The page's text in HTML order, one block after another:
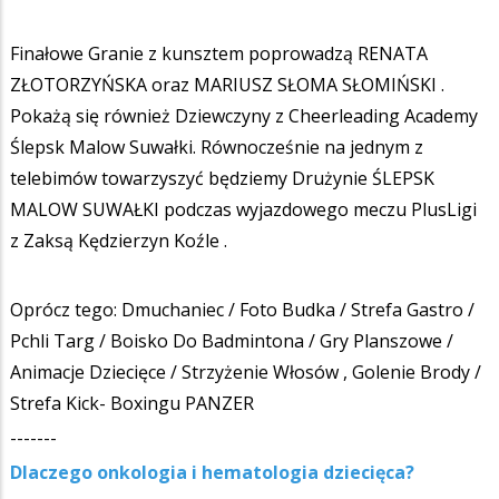
Finałowe Granie z kunsztem poprowadzą RENATA
ZŁOTORZYŃSKA oraz MARIUSZ SŁOMA SŁOMIŃSKI .
Pokażą się również Dziewczyny z Cheerleading Academy
Ślepsk Malow Suwałki. Równocześnie na jednym z
telebimów towarzyszyć będziemy Drużynie ŚLEPSK
MALOW SUWAŁKI podczas wyjazdowego meczu PlusLigi
z Zaksą Kędzierzyn Koźle .
Oprócz tego: Dmuchaniec / Foto Budka / Strefa Gastro /
Pchli Targ / Boisko Do Badmintona / Gry Planszowe /
Animacje Dziecięce / Strzyżenie Włosów , Golenie Brody /
Strefa Kick- Boxingu PANZER
-------
Dlaczego onkologia i hematologia dziecięca?